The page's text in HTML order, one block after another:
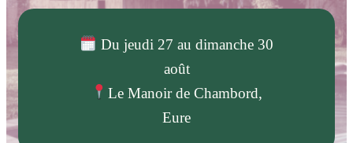
Du jeudi 27 au dimanche 30
août
Le Manoir de Chambord,
Eure